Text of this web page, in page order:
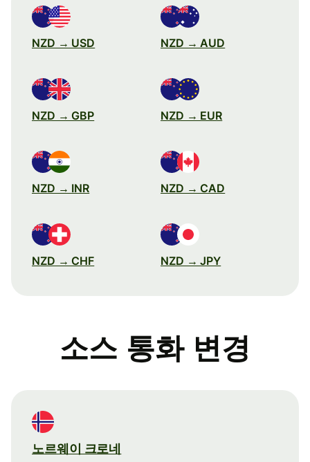
NZD → USD NZD → AUD
NZD → GBP NZD → EUR
NZD → INR NZD → CAD
NZD → CHF NZD → JPY
소스 통화 변경
노르웨이 크로네